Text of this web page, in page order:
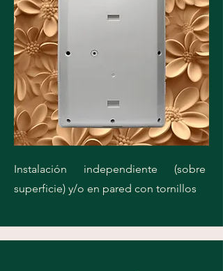
Instalación independiente (sobre
superficie) y/o en pared con tornillos